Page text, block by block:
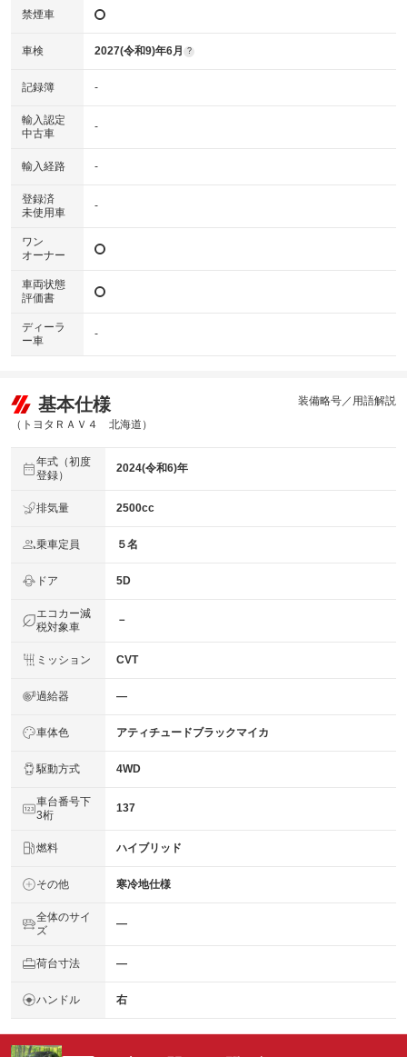
禁煙車
車検 2027(令和9)年6月 ?
記録簿 -
輸入認定
中古車
-
輸入経路 -
登録済
未使用車
-
ワン
オーナー
車両状態
評価書
ディーラ
ー車
-
基本仕様
（トヨタＲＡＶ４ 北海道）
装備略号／用語解説
年式（初度
登録）
2024(令和6)年
排気量 2500cc
乗車定員 ５名
ドア 5D
エコカー減
税対象車
－
ミッション CVT
過給器 ―
車体色 アティチュードブラックマイカ
駆動方式 4WD
車台番号下
3桁
137
燃料 ハイブリッド
その他 寒冷地仕様
全体のサイ
ズ
―
荷台寸法 ―
ハンドル 右